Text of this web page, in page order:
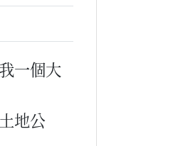
一個大
地公